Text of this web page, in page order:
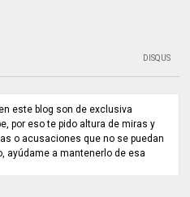
DISQUS
este blog son de exclusiva
por eso te pido altura de miras y
o acusaciones que no se puedan
ayúdame a mantenerlo de esa